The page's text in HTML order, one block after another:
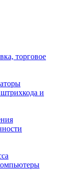
торговое
и